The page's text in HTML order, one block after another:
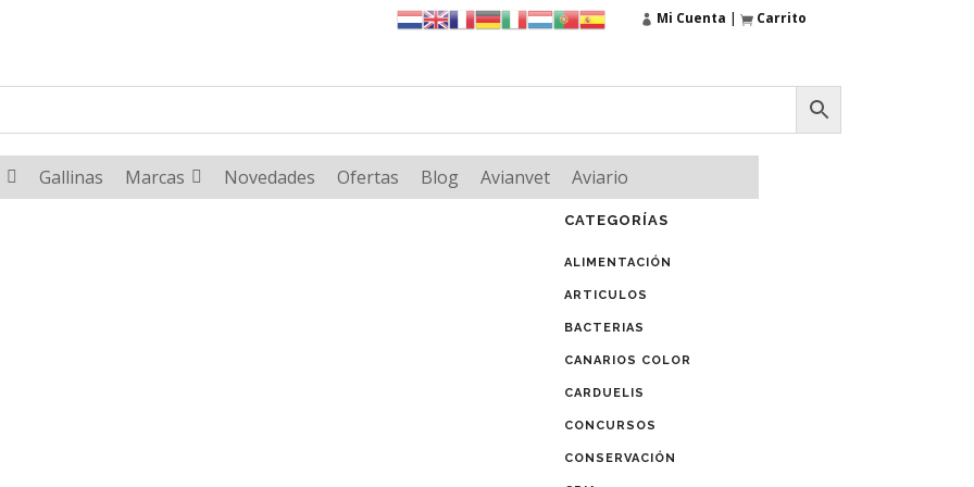
Mi Cuenta | Carrito
Gallinas Marcas Novedades Ofertas Blog Avianvet Aviario
CATEGORÍAS
ALIMENTACIÓN
ARTICULOS
BACTERIAS
CANARIOS COLOR
CARDUELIS
CONCURSOS
CONSERVACIÓN